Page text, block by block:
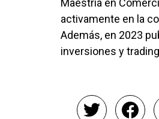
Maestría en
activamente en la
Además, en 2023
inversiones y